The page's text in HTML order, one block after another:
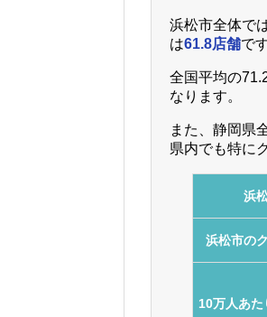
浜松市全体で
は61.8店舗で
全国平均の
なります。
また、静岡県
県内でも特に
浜
浜松市の
10万人あた